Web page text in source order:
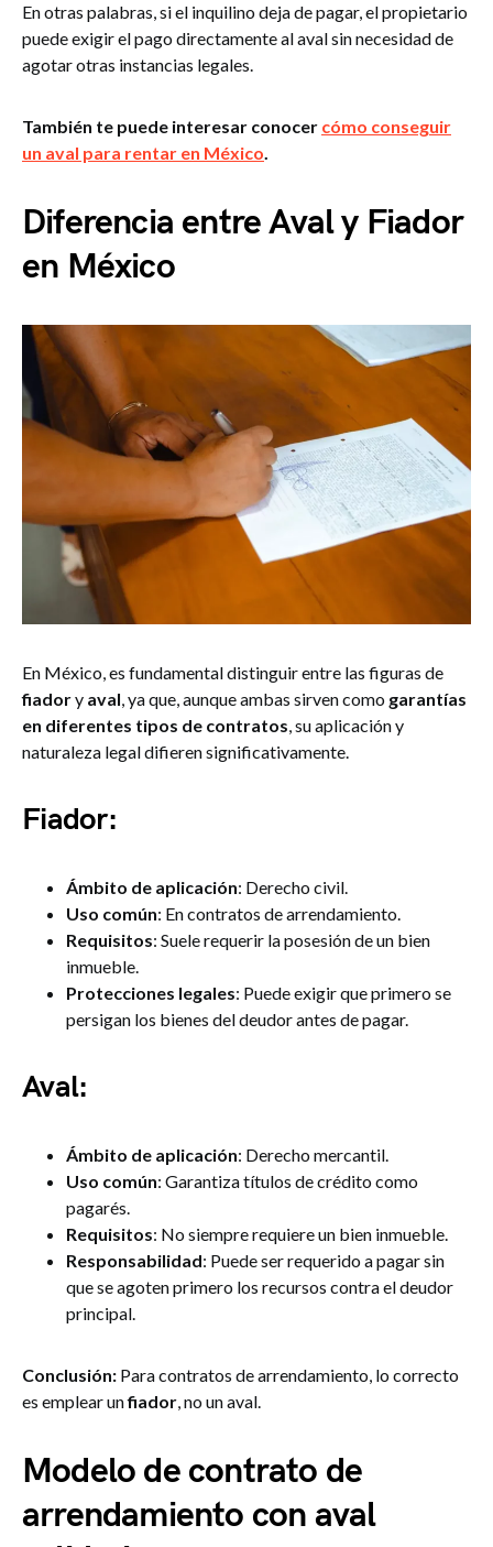
En otras palabras, si el inquilino deja de pagar, el propietario
puede exigir el pago directamente al aval sin necesidad de
agotar otras instancias legales.
También te puede interesar conocer cómo conseguir
un aval para rentar en México.
Diferencia entre Aval y Fiador
en México
En México, es fundamental distinguir entre las figuras de
fiadory aval, ya que, aunque ambas sirven como garantías
en diferentes tipos de contratos, su aplicación y
naturaleza legal difieren significativamente.
Fiador:
Ámbito de aplicación: Derecho civil.
Uso común: En contratos de arrendamiento.
Requisitos: Suele requerir la posesión de un bien
inmueble.
Protecciones legales: Puede exigir que primero se
persigan los bienes del deudor antes de pagar.
Aval:
Ámbito de aplicación: Derecho mercantil.
Uso común: Garantiza títulos de crédito como
pagarés.
Requisitos: No siempre requiere un bien inmueble.
Responsabilidad: Puede ser requerido a pagar sin
que se agoten primero los recursos contra el deudor
principal.
Conclusión: Para contratos de arrendamiento, lo correcto
es emplear unfiador, no un aval.
Modelo de contrato de
arrendamiento con aval